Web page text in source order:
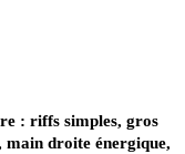
: riffs simples, gros
droite énergique,